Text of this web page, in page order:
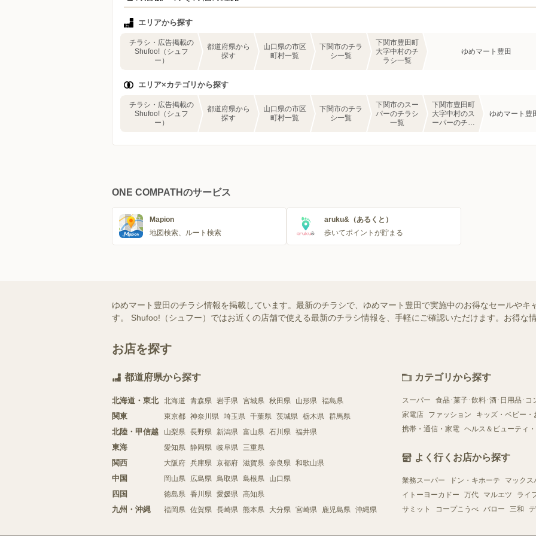
エリアから探す
チラシ・広告掲載の
Shufoo!（シュフ
ー）
都道府県から
探す
山口県の市区
町村一覧
下関市のチラ
シ一覧
下関市豊田町
大字中村のチ
ラシ一覧
ゆめマート豊田
エリア×カテゴリから探す
チラシ・広告掲載の
Shufoo!（シュフ
ー）
都道府県から
探す
山口県の市区
町村一覧
下関市のチラ
シ一覧
下関市のスー
パーのチラシ
一覧
下関市豊田町
大字中村のス
ーパーのチラ
ゆめマート豊
ONE COMPATHのサービス
Mapion
地図検索、ルート検索
aruku&（あるくと）
歩いてポイントが貯まる
ゆめマート豊田のチラシ情報を掲載しています。最新のチラシで、ゆめマート豊田で実施中のお得なセールや
す。 Shufoo!（シュフー）ではお近くの店舗で使える最新のチラシ情報を、手軽にご確認いただけます。お得な
お店を探す
都道府県から探す
北海道・東北 北海道 青森県 岩手県 宮城県 秋田県 山形県 福島県
関東 東京都 神奈川県 埼玉県 千葉県 茨城県 栃木県 群馬県
北陸・甲信越 山梨県 長野県 新潟県 富山県 石川県 福井県
東海 愛知県 静岡県 岐阜県 三重県
関西 大阪府 兵庫県 京都府 滋賀県 奈良県 和歌山県
中国 岡山県 広島県 鳥取県 島根県 山口県
四国 徳島県 香川県 愛媛県 高知県
九州・沖縄 福岡県 佐賀県 長崎県 熊本県 大分県 宮崎県 鹿児島県 沖縄県
カテゴリから探す
スーパー
食品･菓子･飲料･酒･日用品･コ
家電店
ファッション
キッズ・ベビー・
携帯・通信・家電 ヘルス＆ビューティ
よく行くお店から探す
業務スーパー ドン・キホーテ
マックス
イトーヨーカドー
万代 マルエツ
ライ
サミット
コープこうべ バロー 三和